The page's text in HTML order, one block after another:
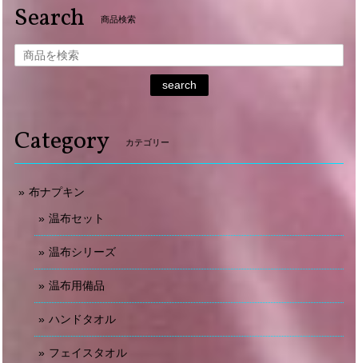
Search 商品検索
search
Category カテゴリー
布ナプキン
温布セット
温布シリーズ
温布用備品
ハンドタオル
フェイスタオル